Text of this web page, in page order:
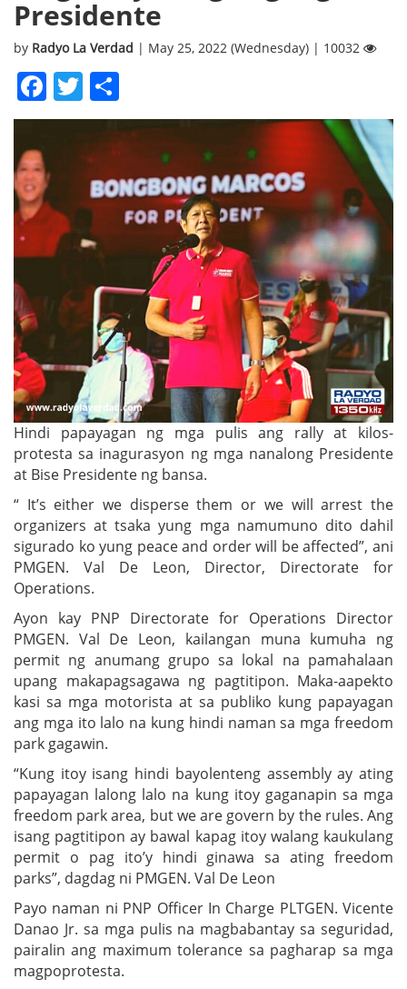
Presidente
by Radyo La Verdad | May 25, 2022 (Wednesday) | 10032
Facebook
Twitter
Hindi papayagan ng mga pulis ang rally at kilos-
protesta sa inagurasyon ng mga nanalong Presidente
at Bise Presidente ng bansa.
“ It’s either we disperse them or we will arrest the
organizers at tsaka yung mga namumuno dito dahil
sigurado ko yung peace and order will be affected”, ani
PMGEN. Val De Leon, Director, Directorate for
Operations.
Ayon kay PNP Directorate for Operations Director
PMGEN. Val De Leon, kailangan muna kumuha ng
permit ng anumang grupo sa lokal na pamahalaan
upang makapagsagawa ng pagtitipon. Maka-aapekto
kasi sa mga motorista at sa publiko kung papayagan
ang mga ito lalo na kung hindi naman sa mga freedom
park gagawin.
“Kung itoy isang hindi bayolenteng assembly ay ating
papayagan lalong lalo na kung itoy gaganapin sa mga
freedom park area, but we are govern by the rules. Ang
isang pagtitipon ay bawal kapag itoy walang kaukulang
permit o pag ito’y hindi ginawa sa ating freedom
parks”, dagdag ni PMGEN. Val De Leon
Payo naman ni PNP Officer In Charge PLTGEN. Vicente
Danao Jr. sa mga pulis na magbabantay sa seguridad,
pairalin ang maximum tolerance sa pagharap sa mga
magpoprotesta.